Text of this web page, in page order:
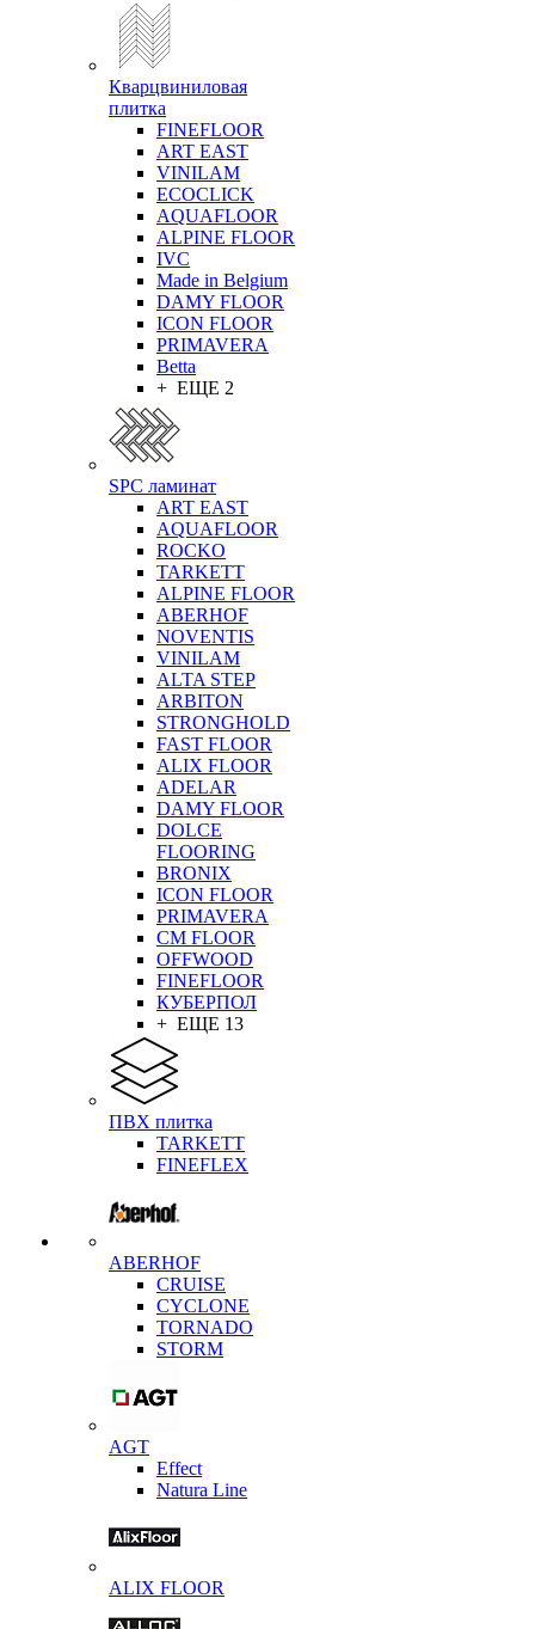
Кварцвиниловая
плитка
FINEFLOOR
ART EAST
VINILAM
ECOCLICK
AQUAFLOOR
ALPINE FLOOR
IVC
Made in Belgium
DAMY FLOOR
ICON FLOOR
PRIMAVERA
Betta
+ ЕЩЕ 2
SPC ламинат
ART EAST
AQUAFLOOR
ROCKO
TARKETT
ALPINE FLOOR
ABERHOF
NOVENTIS
VINILAM
ALTA STEP
ARBITON
STRONGHOLD
FAST FLOOR
ALIX FLOOR
ADELAR
DAMY FLOOR
DOLCE
FLOORING
BRONIX
ICON FLOOR
PRIMAVERA
CM FLOOR
OFFWOOD
FINEFLOOR
КУБЕРПОЛ
+ ЕЩЕ 13
ПВХ плитка
TARKETT
FINEFLEX
ABERHOF
CRUISE
CYCLONE
TORNADO
STORM
AGT
Effect
Natura Line
ALIX FLOOR